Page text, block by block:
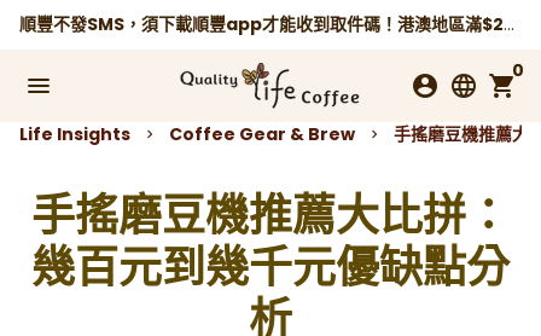
跳
順豐不發SMS，須下載順豐app才能收到取件碼！港澳地區滿$250免運費，
menu account_circle language shopping_cart
0
Life Insights keyboard_arrow_right Coffee Gear & Brew keyboard_arrow_right 手搖磨豆機推薦大
手搖磨豆機推薦大比拼：
幾百元到幾千元優缺點分
析